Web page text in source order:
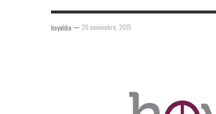
hoyaldia — 20 noviembre, 2015